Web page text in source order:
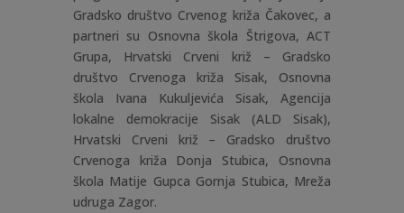
Gradsko društvo Crvenog križa Čakovec, a
partneri su Osnovna škola Štrigova, ACT
Grupa, Hrvatski Crveni križ – Gradsko
društvo Crvenoga križa Sisak, Osnovna
škola Ivana Kukuljevića Sisak, Agencija
lokalne demokracije Sisak (ALD Sisak),
Hrvatski Crveni križ – Gradsko društvo
Crvenoga križa Donja Stubica, Osnovna
škola Matije Gupca Gornja Stubica, Mreža
udruga Zagor.